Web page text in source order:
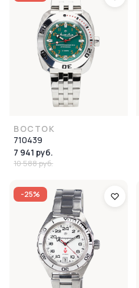
ВОСТОК
710439
7 941 руб.
10 588 руб.
-25%